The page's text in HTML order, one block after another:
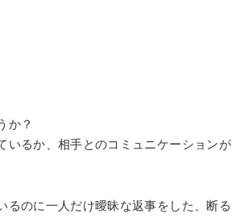
か？
いるか、相手とのコミュニケーションが
のに一人だけ曖昧な返事をした、断る